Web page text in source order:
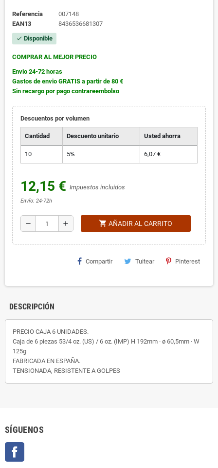
Referencia
007148
EAN13
8436536681307
check Disponible
COMPRAR AL MEJOR PRECIO
Envio 24-72 horas
Gastos de envio GRATIS a partir de 80 €
Sin recargo por pago contrareembolso
Descuentos por volumen
Cantidad Descuento unitario Usted ahorra
10 5% 6,07 €
12,15 € Impuestos incluidos
Envío: 24-72h
remove add shopping_cart AÑADIR AL CARRITO
Compartir Tuitear Pinterest
DESCRIPCIÓN
PRECIO CAJA 6 UNIDADES.
Caja de 6 piezas 53/4 oz. (US) / 6 oz. (IMP) H 192mm · ø 60,5mm · W
125g
FABRICADA EN ESPAÑA.
TENSIONADA, RESISTENTE A GOLPES
SÍGUENOS